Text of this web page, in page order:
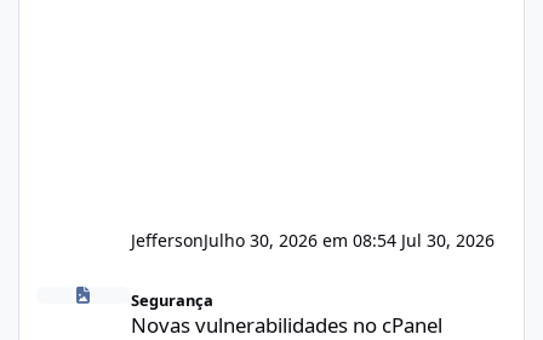
JeffersonJulho 30, 2026 em 08:54 Jul 30, 2026
Segurança
Novas vulnerabilidades no cPanel